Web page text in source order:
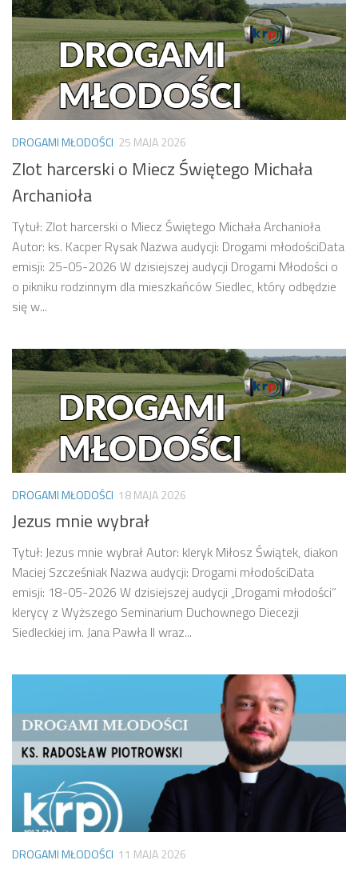
DROGAMI MŁODOŚCI 25 MAJA 2026
Zlot harcerski o Miecz Świętego Michała
Archanioła
Tytuł: Zlot harcerski o Miecz Świętego Michała Archanioła
Autor: ks. Kacper Rysak Nazwa audycji: Drogami młodościData
emisji: 25-05-2026 W dzisiejszej audycji Drogami Młodości o
o pikniku rodzinnym dla mieszkańców Siedlec, który odbędzie
się w...
DROGAMI MŁODOŚCI 18 MAJA 2026
Jezus mnie wybrał
Tytuł: Jezus mnie wybrał Autor: kleryk Miłosz Świątek, diakon
Maciej Szcześniak Nazwa audycji: Drogami młodościData
emisji: 18-05-2026 W dzisiejszej audycji „Drogami młodości”
klerycy z Wyższego Seminarium Duchownego Diecezji
Siedleckiej im. Jana Pawła II wraz...
DROGAMI MŁODOŚCI 11 MAJA 2026